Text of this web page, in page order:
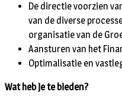
De directie voorzien
van de diverse
organisatie van de
Aansturen van het
Optimalisatie en
Wat heb je te bieden?